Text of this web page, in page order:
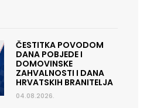
ČESTITKA POVODOM
DANA POBJEDE I
DOMOVINSKE
ZAHVALNOSTI I DANA
HRVATSKIH BRANITELJA
04.08.2026.